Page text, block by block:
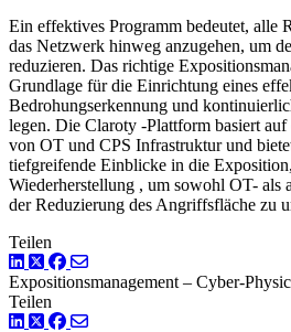
Ein effektives Programm bedeutet, alle
das Netzwerk hinweg anzugehen, um
reduzieren. Das richtige
Grundlage für die Einrichtung eines
Bedrohungserkennung und
legen. Die Claroty -Plattform basiert auf
von OT und CPS Infrastruktur und
tiefgreifende Einblicke in die
Wiederherstellung , um sowohl OT- als
der Reduzierung des Angriffsfläche zu
Teilen
LinkedIn
TwitterFacebook
Expositionsmanagement – Cyber-
Teilen
LinkedIn
TwitterFacebook